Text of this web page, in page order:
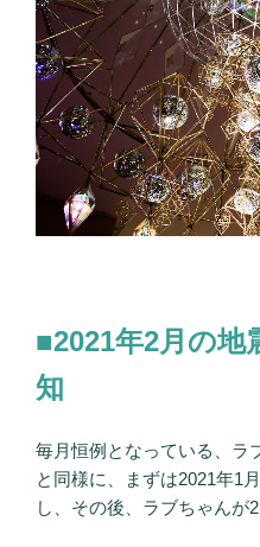
月
の
予
言」”
の
や
大
事
故、
28
～
道、
誕
日
に
「6
■2021年2月の地
知
毎月恒例となっている、ラ
と同様に、まずは2021年1
し、その後、ラブちゃんが